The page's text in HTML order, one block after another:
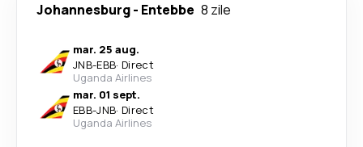
Johannesburg- Entebbe 8 zile
mar. 25 aug.
JNB-EBB· Direct
Uganda Airlines
mar. 01 sept.
EBB-JNB· Direct
Uganda Airlines